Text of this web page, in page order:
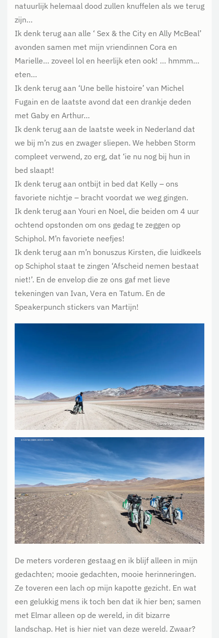
natuurlijk helemaal dood zullen knuffelen als we terug
zijn…
Ik denk terug aan alle ‘ Sex & the City en Ally McBeal’
avonden samen met mijn vriendinnen Cora en
Marielle… zoveel lol en heerlijk eten ook! … hmmm…
eten…
Ik denk terug aan ‘Une belle histoire’ van Michel
Fugain en de laatste avond dat een drankje deden
met Gaby en Arthur…
Ik denk terug aan de laatste week in Nederland dat
we bij m’n zus en zwager sliepen. We hebben Storm
compleet verwend, zo erg, dat ‘ie nu nog bij hun in
bed slaapt!
Ik denk terug aan ontbijt in bed dat Kelly – ons
favoriete nichtje – bracht voordat we weg gingen.
Ik denk terug aan Youri en Noel, die beiden om 4 uur
ochtend opstonden om ons gedag te zeggen op
Schiphol. M’n favoriete neefjes!
Ik denk terug aan m’n bonuszus Kirsten, die luidkeels
op Schiphol staat te zingen ‘Afscheid nemen bestaat
niet!’. En de envelop die ze ons gaf met lieve
tekeningen van Ivan, Vera en Tatum. En de
Speakerpunch stickers van Martijn!
De meters vorderen gestaag en ik blijf alleen in mijn
gedachten; mooie gedachten, mooie herinneringen.
Ze toveren een lach op mijn kapotte gezicht. En wat
een gelukkig mens ik toch ben dat ik hier ben; samen
met Elmar alleen op de wereld, in dit bizarre
landschap. Het is hier niet van deze wereld. Zwaar?